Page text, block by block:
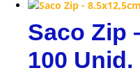
Saco Zip
100 Unid.